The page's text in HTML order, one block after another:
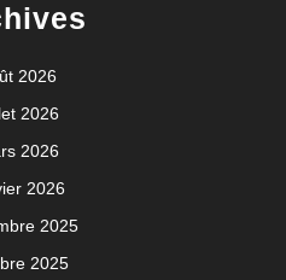
2026
2026
2026
2026
2025
2025